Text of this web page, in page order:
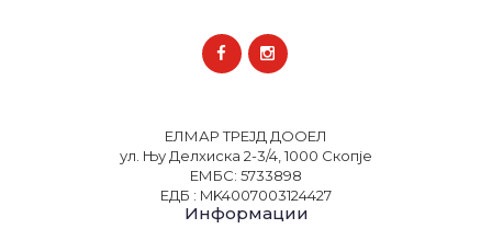
ЕЛМАР ТРЕЈД ДООЕЛ
ул. Њу Делхиска 2-3/4, 1000 Скопје
ЕМБС: 5733898
ЕДБ : MK4007003124427
Информации